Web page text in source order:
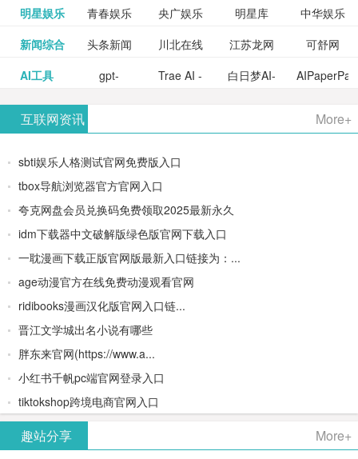
荐好电影
给你。
业务网
食局
网 论坛
腾讯充值
中心
更多>>
明星娱乐 青春娱乐
网
央广娱乐
网,
明星库 中华娱乐
网
网易娱乐 更多>>
新闻综合 头条新闻 川北在线 江苏龙网
可舒网
巾帼网
更多>>
AI工具 gpt-
OpenAI最
新AI图像
生成器
Trae AI -
境/深度集
成
Doubao-
1.5-pro与
白日梦AI-
- AI论文写
高质量
PPT
互联网资讯 More+
sbti娱乐人格测试官网免费版入口
tbox导航浏览器官方官网入口
夸克网盘会员兑换码免费领取2025最新永久
idm下载器中文破解版绿色版官网下载入口
一耽漫画下载正版官网版最新入口链接为：...
age动漫官方在线免费动漫观看官网
ridibooks漫画汉化版官网入口链...
晋江文学城出名小说有哪些
胖东来官网(https://www.a...
小红书千帆pc端官网登录入口
tiktokshop跨境电商官网入口
趣站分享 More+